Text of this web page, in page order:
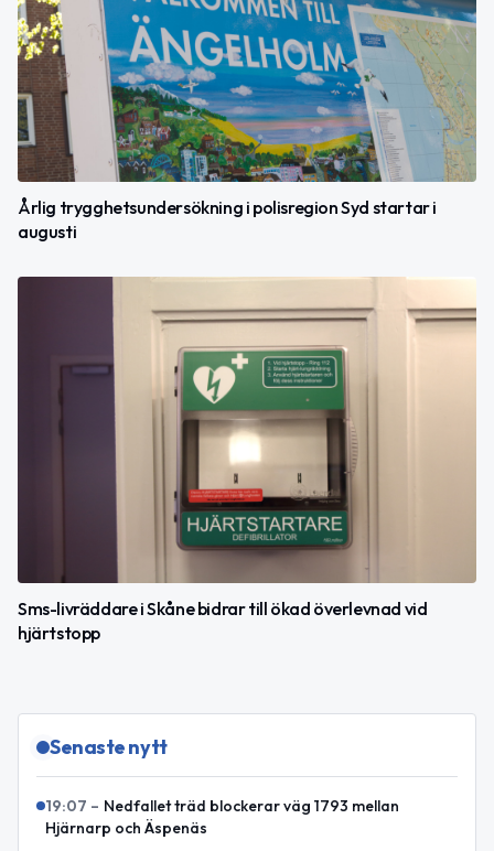
Årlig trygghetsundersökning i polisregion Syd startar i
augusti
Sms-livräddare i Skåne bidrar till ökad överlevnad vid
hjärtstopp
Senaste nytt
19:07 – Nedfallet träd blockerar väg 1793 mellan
Hjärnarp och Äspenäs